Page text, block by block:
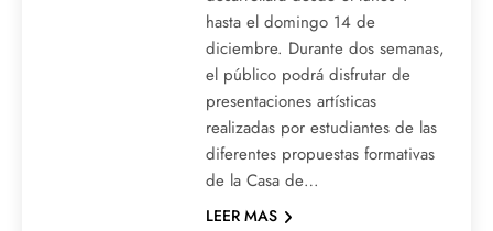
hasta el domingo 14 de
diciembre. Durante dos semanas,
el público podrá disfrutar de
presentaciones artísticas
realizadas por estudiantes de las
diferentes propuestas formativas
de la Casa de…
LEER MAS